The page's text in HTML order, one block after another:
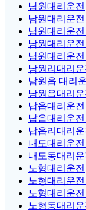
남원대리운전
남원대리운
남원대리운
남원대리운
남원대리운
남원리대리운
남원읍 대리
남원읍대리운
납읍대리운전
납읍대리운
납읍리대리운
내도대리운
내도동대리운
노형대리운전
노형대리운
노형대리운
노형동대리운